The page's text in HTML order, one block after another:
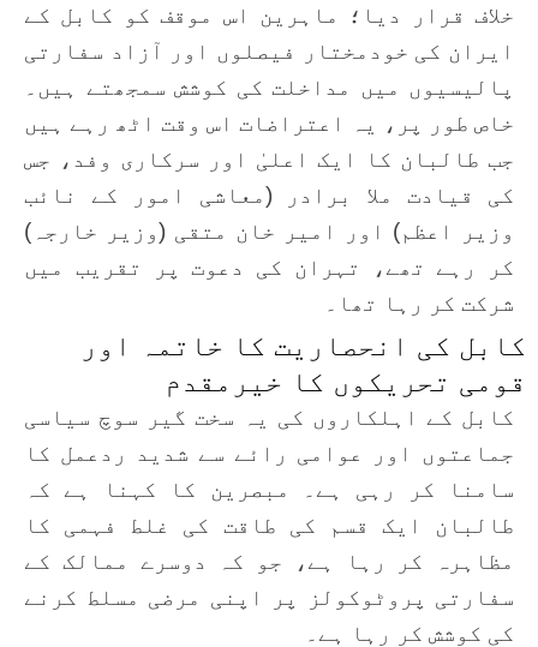
خلاف قرار دیا؛ ماہرین اس موقف کو کابل کے
ایران کی خودمختار فیصلوں اور آزاد سفارتی
پالیسیوں میں مداخلت کی کوشش سمجھتے ہیں۔
خاص طور پر، یہ اعتراضات اس وقت اٹھ رہے ہیں
جب طالبان کا ایک اعلیٰ اور سرکاری وفد، جس
کی قیادت ملا برادر (معاشی امور کے نائب
وزیر اعظم) اور امیر خان متقی (وزیر خارجہ)
کر رہے تھے، تہران کی دعوت پر تقریب میں
شرکت کر رہا تھا۔
کابل کی انحصاریت کا خاتمہ اور
قومی تحریکوں کا خیرمقدم
کابل کے اہلکاروں کی یہ سخت گیر سوچ سیاسی
جماعتوں اور عوامی رائے سے شدید ردعمل کا
سامنا کر رہی ہے۔ مبصرین کا کہنا ہے کہ
طالبان ایک قسم کی طاقت کی غلط فہمی کا
مظاہرہ کر رہا ہے، جو کہ دوسرے ممالک کے
سفارتی پروٹوکولز پر اپنی مرضی مسلط کرنے
کی کوشش کر رہا ہے۔